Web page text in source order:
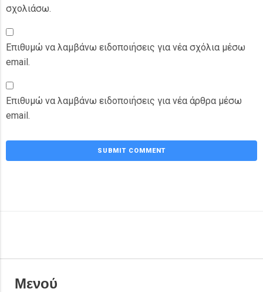
σχολιάσω.
Επιθυμώ να λαμβάνω ειδοποιήσεις για νέα σχόλια μέσω
email.
Επιθυμώ να λαμβάνω ειδοποιήσεις για νέα άρθρα μέσω
email.
Μενού